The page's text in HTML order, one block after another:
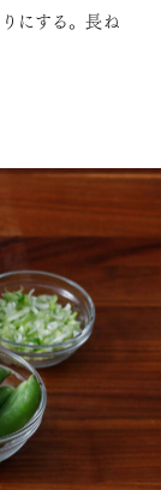
にする。長ね